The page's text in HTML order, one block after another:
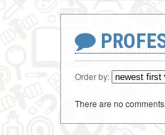
Order by:
There are no